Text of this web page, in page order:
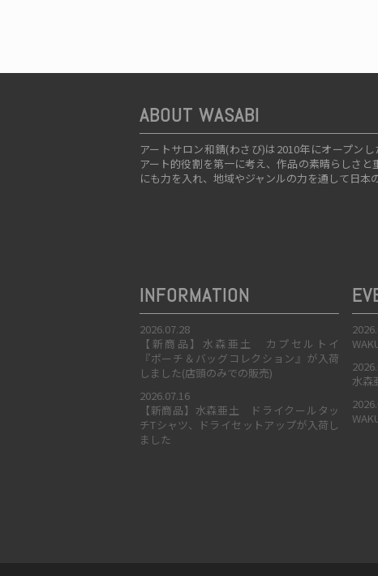
ABOUT WASABI
アートサロン和錆(わさび)は2010年にオープン
アート的役割を第一に考え、作品の素晴らしさ
にも力を入れ、地域やジャンルの力を通して日本
INFORMATION
2026.07.28
【新商品】水森亜土 カプセルトイ
『ポーチ＆バッグコレクション』が入荷
しました(店頭のみでの販売)
2026.07.16
【新商品】水森亜土 ドライクールタッ
チTシャツ、ドライセットアップが入荷し
ました
水森